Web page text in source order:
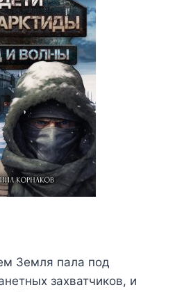
Земля пала под
захватчиков, и